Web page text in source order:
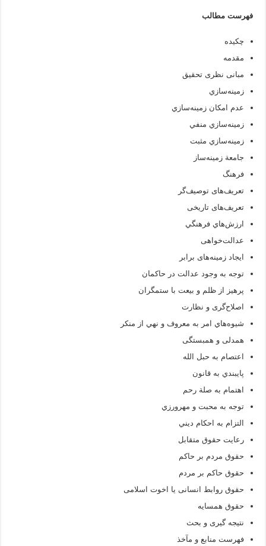
فهرست مطالب
چكيده
مقدمه
مبانی نظری تحقیق
زمينه‌سازي
عدم امكان زمينه‌سازي
زمينه‌سازي منفي
زمينه‌سازي مثبت
جامعة زمينه‌ساز
فرهنگ
تعریف‌های توصیف‌گر
تعریف‌های تاریخی
ارزش‌هاي فرهنگي
عدالت‌خواهی
ایجاد زمینه‌های برابر
توجه به وجود عدالت در حاكمان
پرهیز از ظلم و بیعت با ستمگران
اصلاح‌گری و نظارت
شيوه‌هاي امر به معروف و نهي از منكر
‌همدلی و ‌همبستگی
اعتصام به حبل الله
پايبندي به قانون
اهتمام به صلة رحم
توجه به محبت و مهرورزي
التزام به احكام ديني
رعایت حقوق متقابل
حقوق مردم بر حاکم
حقوق حاکم بر مردم
حقوق روابط انسانی یا اخوت اسلامی
حقوق همسایه
نتيجه گیری و بحث
فهرست منابع و مآخذ